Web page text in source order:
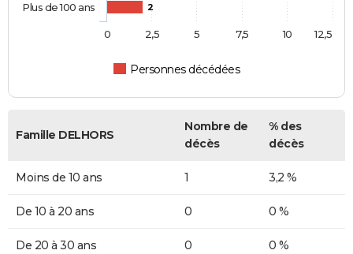
2
Personnes décédées
Plus de 100 ans
0 10
2,5 5 7,5 12,5
Famille DELHORS
Nombre de
décès
% des
décès
Moins de 10 ans 1 3,2 %
De 10 à 20 ans 0 0 %
De 20 à 30 ans 0 0 %